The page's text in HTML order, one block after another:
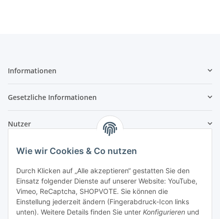
Wie wir Cookies & Co nutzen
Durch Klicken auf „Alle akzeptieren“ gestatten Sie den
Einsatz folgender Dienste auf unserer Website: YouTube,
Vimeo, ReCaptcha, SHOPVOTE. Sie können die
Einstellung jederzeit ändern (Fingerabdruck-Icon links
unten). Weitere Details finden Sie unter Konfigurieren und
Informationen
Gesetzliche Informationen
Nutzer